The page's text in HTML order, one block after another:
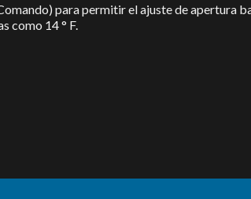
para permitir el ajuste de apertura
como 14 ° F.